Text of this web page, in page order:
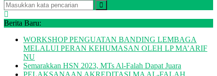
Berita Baru:
WORKSHOP PENGUATAN BANDING LEMBAGA
MELALUI PERAN KEHUMASAN OLEH LP MA’ARIF
NU
Semarakkan HSN 2023, MTs Al-Falah Dapat Juara
PELAKSANAAN AKREDITASI MA AL-FALAH